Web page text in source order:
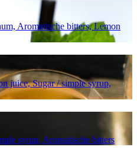
Aromatische bitters, Lemon
juice, Sugar / simple syrup,
syrup, Aromatische bitters